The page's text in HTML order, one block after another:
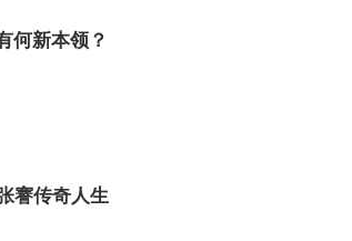
何新本领？
謇传奇人生